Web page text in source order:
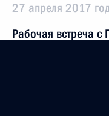
27 апреля 2017
Рабочая встреча с